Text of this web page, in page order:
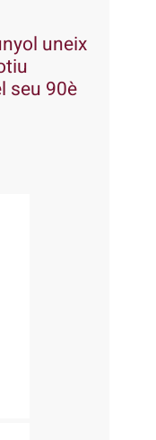
uneix
seu 90è